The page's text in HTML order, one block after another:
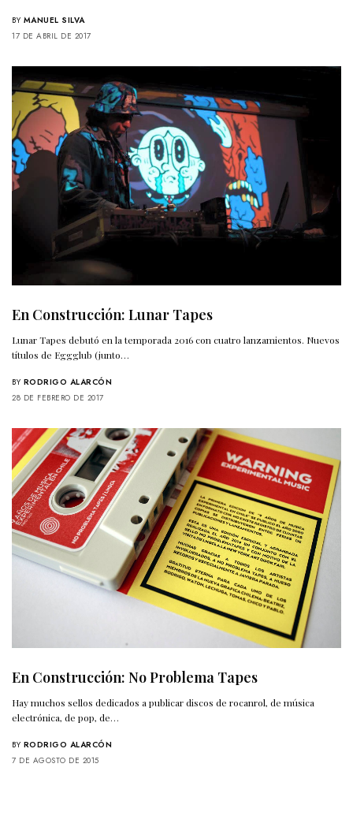
BY MANUEL SILVA
17 DE ABRIL DE 2017
En Construcción: Lunar Tapes
Lunar Tapes debutó en la temporada 2016 con cuatro lanzamientos. Nuevos
títulos de Eggglub (junto…
BY RODRIGO ALARCÓN
28 DE FEBRERO DE 2017
En Construcción: No Problema Tapes
Hay muchos sellos dedicados a publicar discos de rocanrol, de música
electrónica, de pop, de…
BY RODRIGO ALARCÓN
7 DE AGOSTO DE 2015